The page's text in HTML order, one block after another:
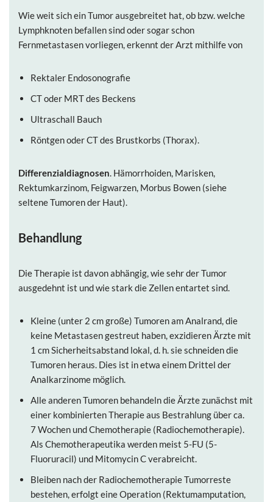
Wie weit sich ein Tumor ausgebreitet hat, ob bzw. welche
Lymphknoten befallen sind oder sogar schon
Fernmetastasen vorliegen, erkennt der Arzt mithilfe von
Rektaler Endosonografie
CT oder MRT des Beckens
Ultraschall Bauch
Röntgen oder CT des Brustkorbs (Thorax).
Differenzialdiagnosen. Hämorrhoiden, Marisken,
Rektumkarzinom, Feigwarzen, Morbus Bowen (siehe
seltene Tumoren der Haut).
Behandlung
Die Therapie ist davon abhängig, wie sehr der Tumor
ausgedehnt ist und wie stark die Zellen entartet sind.
Kleine (unter 2 cm große) Tumoren am Analrand, die
keine Metastasen gestreut haben, exzidieren Ärzte mit
1 cm Sicherheitsabstand lokal, d. h. sie schneiden die
Tumoren heraus. Dies ist in etwa einem Drittel der
Analkarzinome möglich.
Alle anderen Tumoren behandeln die Ärzte zunächst mit
einer kombinierten Therapie aus Bestrahlung über ca.
7 Wochen und Chemotherapie (Radiochemotherapie).
Als Chemotherapeutika werden meist 5-FU (5-
Fluoruracil) und Mitomycin C verabreicht.
Bleiben nach der Radiochemotherapie Tumorreste
bestehen, erfolgt eine Operation (Rektumamputation,